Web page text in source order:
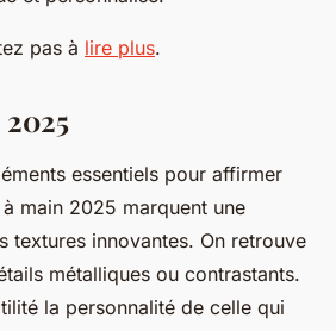
pas à lire plus.
essentiels pour affirmer
main 2025 marquent une
textures innovantes. On retrouve
métalliques ou contrastants.
la personnalité de celle qui